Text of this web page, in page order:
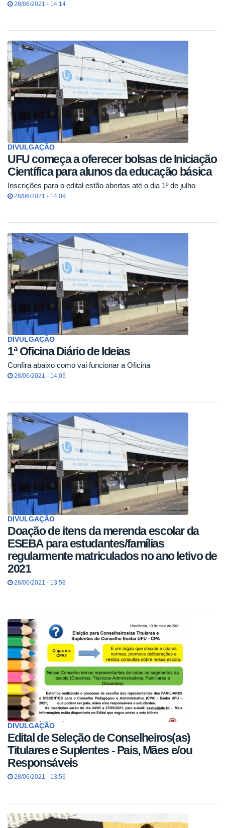
28/06/2021 - 14:14
DIVULGAÇÃO
UFU começa a oferecer bolsas de Iniciação
Científica para alunos da educação básica
Inscrições para o edital estão abertas até o dia 1º de julho
28/06/2021 - 14:09
DIVULGAÇÃO
1ª Oficina Diário de Ideias
Confira abaixo como vai funcionar a Oficina
28/06/2021 - 14:05
DIVULGAÇÃO
Doação de itens da merenda escolar da
ESEBA para estudantes/famílias
regularmente matriculados no ano letivo de
2021
28/06/2021 - 13:58
DIVULGAÇÃO
Edital de Seleção de Conselheiros(as)
Titulares e Suplentes - Pais, Mães e/ou
Responsáveis
28/06/2021 - 13:56